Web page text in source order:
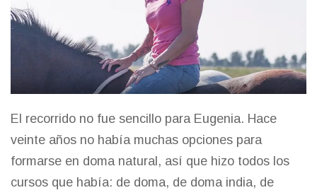
El recorrido no fue sencillo para Eugenia. Hace
veinte años no había muchas opciones para
formarse en doma natural, así que hizo todos los
cursos que había: de doma, de doma india, de